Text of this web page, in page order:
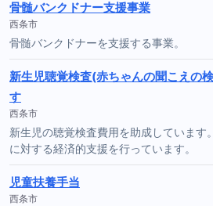
骨髄バンクドナー支援事業
西条市
骨髄バンクドナーを支援する事業。
新生児聴覚検査(赤ちゃんの聞こえの
す
西条市
新生児の聴覚検査費用を助成しています
に対する経済的支援を行っています。
児童扶養手当
西条市